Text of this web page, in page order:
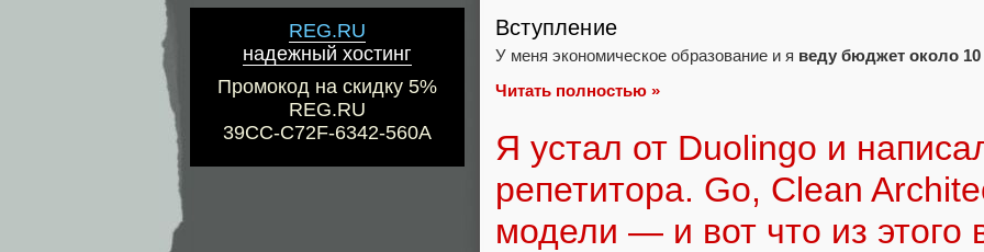
REG.RU
надежный хостинг
Промокод на скидку 5%
REG.RU
39CC-C72F-6342-560A
Вступление
У меня экономическое образование и я веду бюджет около 10
Читать полностью »
Я устал от Duolingo и
репетитора. Go, Clean
модели — и вот что из